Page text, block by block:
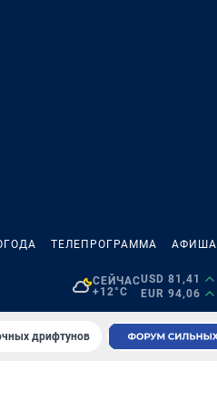
ТЕЛЕПРОГРАММА АФИША
СЕЙЧАС
+12°C
USD 81,41
EUR 94,06
дрифтунов